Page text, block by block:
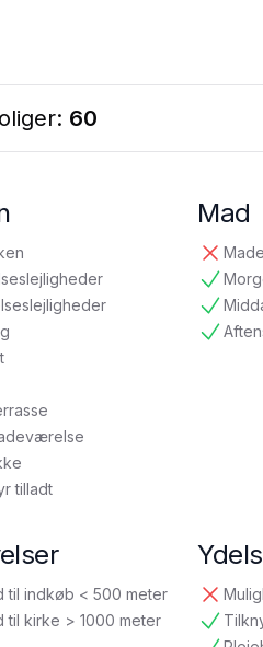
60
tilladt
Mad
ikke
til indkøb < 500 meter
til kirke > 1000 meter
ikke